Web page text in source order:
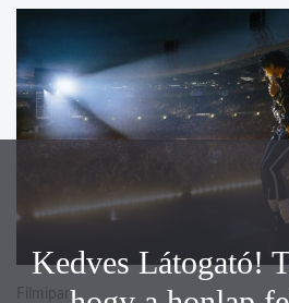
Filmipar
Kedves Látogató!